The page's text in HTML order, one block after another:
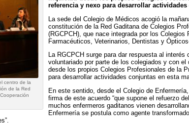
centro de la
de la Red
referencia y nexo para desarrollar
La sede del Colegio de Médicos acogió la
constitución de la Red Gaditana de Colegios
(RGCPCH), que nace integrada por los Colegios
Farmacéuticos, Veterinarios, Dentistas y
La RGCPCH surge para dar respuesta al
voluntariado por parte de los colegiados y con
desde los propios Colegios Profesionales de la
para desarrollar actividades conjuntas en esta
En este sentido, desde el Colegio de
firma de este acuerdo “que supone el refuerzo
muchos enfermeros gaditanos vienen
Enfermería se postula como agente